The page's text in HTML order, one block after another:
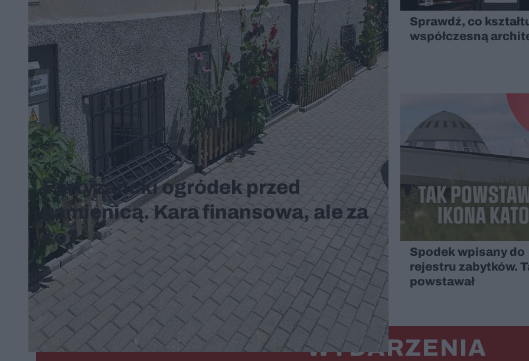
Partyzancki ogródek przed
kamienicą. Kara finansowa, ale za
co?
Sprawdź, co
współczesną
Spodek wpisany do
rejestru zabytków.
powstawał
WYDARZENIA